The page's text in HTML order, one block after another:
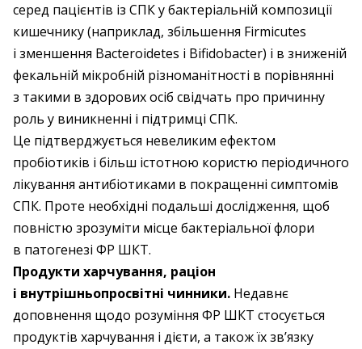
серед пацієнтів із СПК у бактеріальній композиції
кишечнику (наприклад, збільшення Firmicutes
і зменшення Bacteroidetes і Bifidobacter) і в зниженій
фекальній мікробній різноманітності в порівнянні
з такими в здорових осіб свідчать про причинну
роль у виникненні і підтримці СПК.
Це підтверджується невеликим ефектом
пробіотиків і більш істотною користю періодичного
лікування антибіотиками в покращенні симптомів
СПК. Проте необхідні подальші дослідження, щоб
повністю зрозуміти місце бактеріальної флори
в патогенезі ФР ШКТ.
Продукти харчування, раціон
і внутрішньопросвітні чинники. Недавнє
доповнення щодо розуміння ФР ШКТ стосується
продуктів харчування і дієти, а також їх зв’язку